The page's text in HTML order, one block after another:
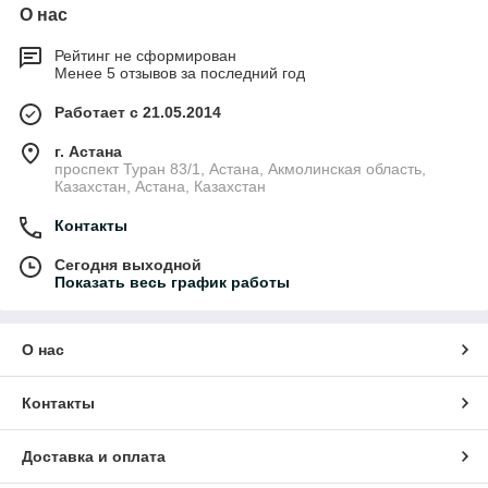
О нас
Рейтинг не сформирован
Менее 5 отзывов за последний год
Работает с 21.05.2014
г. Астана
проспект Туран 83/1, Астана, Акмолинская область,
Казахстан, Астана, Казахстан
Контакты
Сегодня выходной
Показать весь график работы
О нас
Контакты
Доставка и оплата